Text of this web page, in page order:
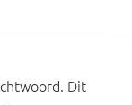
Dit